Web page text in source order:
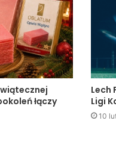
łączy
Lech
Ligi
10